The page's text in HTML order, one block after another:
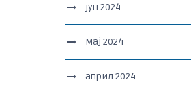
јун 2024
мај 2024
април 2024